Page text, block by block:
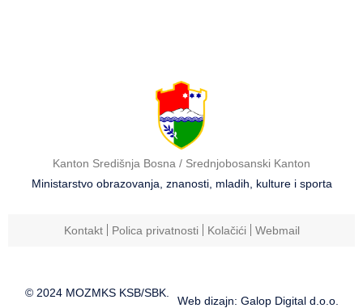
Kanton Središnja Bosna / Srednjobosanski Kanton
Ministarstvo obrazovanja, znanosti, mladih, kulture i sporta
Kontakt Polica privatnosti Kolačići Webmail
© 2024 MOZMKS KSB/SBK.
Web dizajn: Galop Digital d.o.o.